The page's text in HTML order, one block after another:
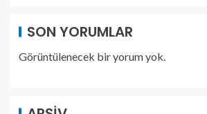
SON YORUMLAR
Görüntülenecek bir yorum yok.